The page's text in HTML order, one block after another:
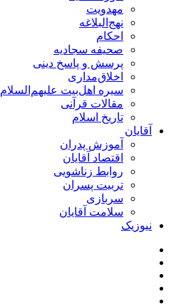
مهدویت
نهج‌البلاغه
احکام
صحیفه سجادیه
پرسش و پاسخ دینی
اخلاق‌مداری
سیره اهل‌بیت علیهم‌السلام
مقالات قرآنی
تاریخ اسلام
آقایان
آموزش پدران
اقتصاد آقایان
روابط زناشویی
تربیت پسران
سربازی
سلامت آقایان
نیوزیک